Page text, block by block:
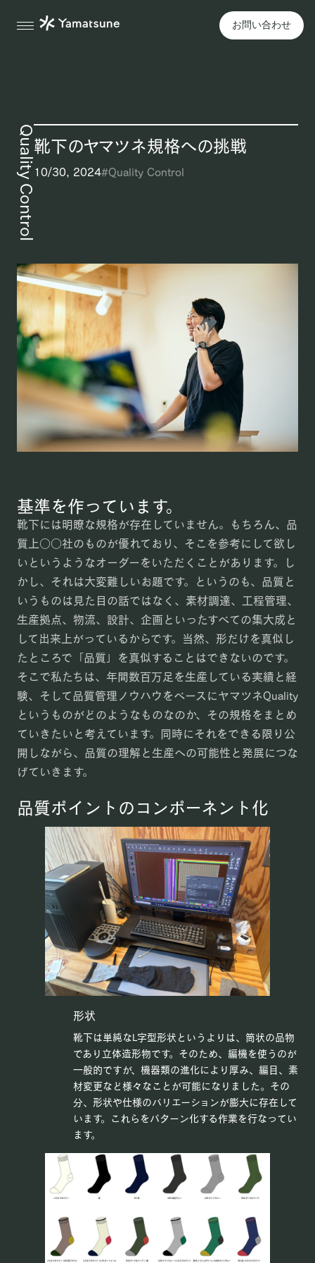
お問い合わせ
Quality Control靴下のヤマツネ規格への挑戦
10/30, 2024#Quality Control
基準を作っています。
靴下には明瞭な規格が存在していません。もちろん、品
質上○○社のものが優れており、そこを参考にして欲し
いというようなオーダーをいただくことがあります。し
かし、それは大変難しいお題です。というのも、品質と
いうものは見た目の話ではなく、素材調達、工程管理、
生産拠点、物流、設計、企画といったすべての集大成と
して出来上がっているからです。当然、形だけを真似し
たところで「品質」を真似することはできないのです。
そこで私たちは、年間数百万足を生産している実績と経
験、そして品質管理ノウハウをベースにヤマツネQuality
というものがどのようなものなのか、その規格をまとめ
ていきたいと考えています。同時にそれをできる限り公
開しながら、品質の理解と生産への可能性と発展につな
げていきます。
品質ポイントのコンポーネント化
形状
靴下は単純なL字型形状というよりは、筒状の品物
であり立体造形物です。そのため、編機を使うのが
一般的ですが、機器類の進化により厚み、編目、素
材変更など様々なことが可能になりました。その
分、形状や仕様のバリエーションが膨大に存在して
います。これらをパターン化する作業を行なってい
ます。